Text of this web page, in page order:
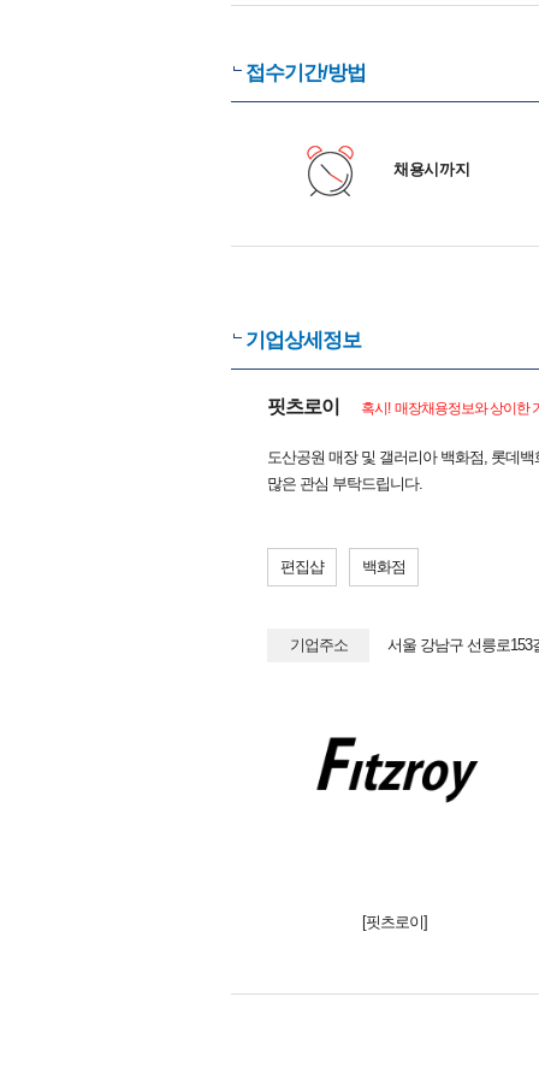
접수기간/방법
채용시까지
기업상세정보
핏츠로이 혹시! 매장채용정보와 상이한
도산공원 매장 및 갤러리아 백화점, 롯데
많은 관심 부탁드립니다.
편집샵 백화점
기업주소 서울 강남구 선릉로153
[핏츠로이]